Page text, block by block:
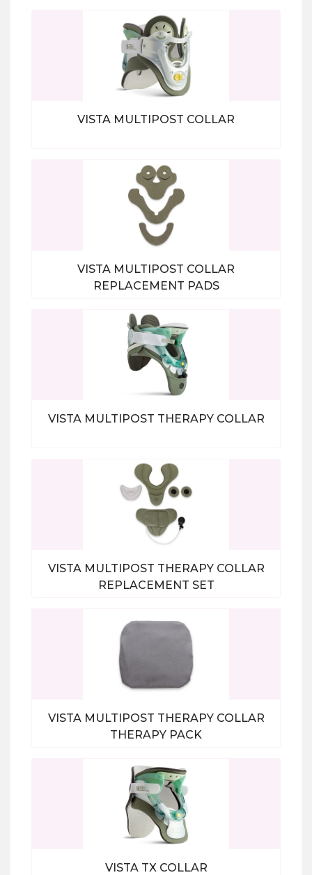
Bekijk alle producten
VISTA MULTIPOST COLLAR
Bekijk alle producten
VISTA MULTIPOST COLLAR
REPLACEMENT PADS
Bekijk alle producten
VISTA MULTIPOST THERAPY COLLAR
Bekijk alle producten
VISTA MULTIPOST THERAPY COLLAR
REPLACEMENT SET
VISTA MULTIPOST THERAPY COLLAR
THERAPY PACK
VISTA TX COLLAR